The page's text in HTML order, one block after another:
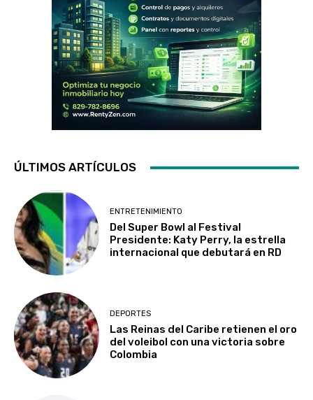
ÚLTIMOS ARTÍCULOS
ENTRETENIMIENTO
Del Super Bowl al Festival
Presidente: Katy Perry, la estrella
internacional que debutará en RD
DEPORTES
Las Reinas del Caribe retienen el oro
del voleibol con una victoria sobre
Colombia